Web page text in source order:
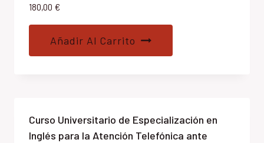
180,00 €
Añadir Al Carrito
Curso Universitario de Especialización en
Inglés para la Atención Telefónica ante